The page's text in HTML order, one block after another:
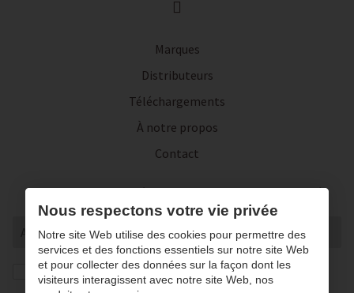
Marques
Distributeurs
Téléchargements
À notre propos
Contact
J’autorise la conversation et le traitement de mes
données conformément à notreprivacy statement
Nous respectons votre vie privée
Notre site Web utilise des cookies pour permettre des
services et des fonctions essentiels sur notre site Web
et pour collecter des données sur la façon dont les
visiteurs interagissent avec notre site Web, nos